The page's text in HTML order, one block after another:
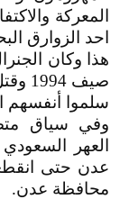
المعركة
احد الزوارق
هذا وكان
صيف
سلموا أنفسهم
وفي سياق
العهر
عدن حتى
محافظة عدن.